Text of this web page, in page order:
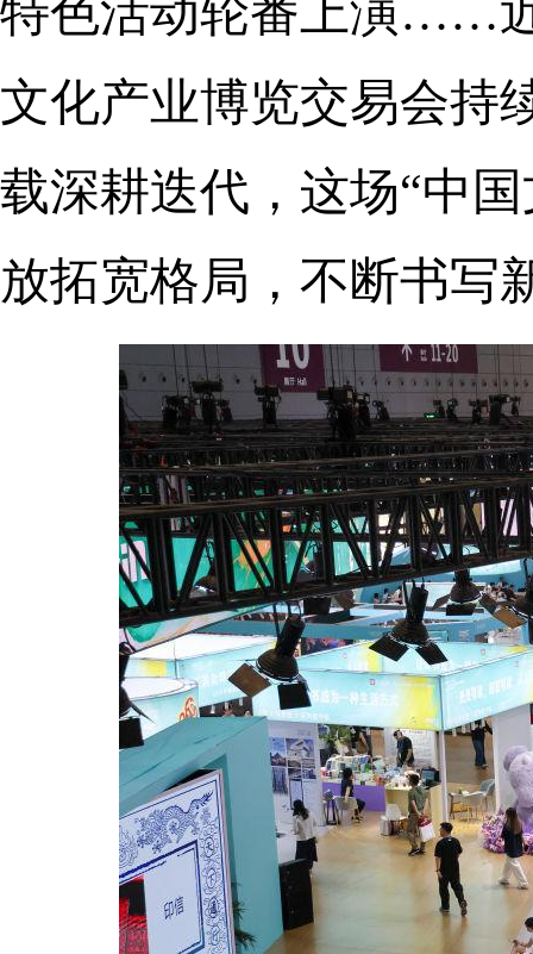
特色活动轮番上演……
文化产业博览交易会持
载深耕迭代，这场“中
放拓宽格局，不断书写